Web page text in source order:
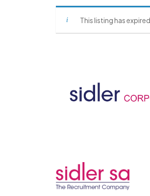
This listing has expired.